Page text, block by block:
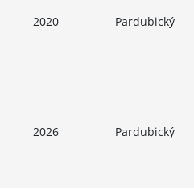
2020 Pardubický
2026 Pardubický